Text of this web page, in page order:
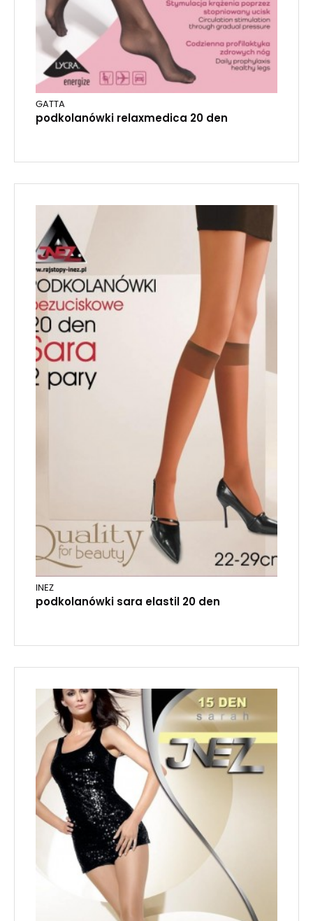
GATTA
podkolanówki relaxmedica 20 den
INEZ
podkolanówki sara elastil 20 den